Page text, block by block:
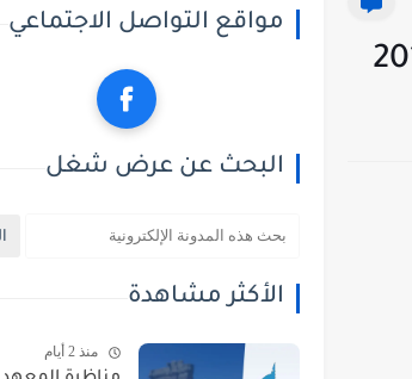
مواقع التواصل الاجتماعي
البحث عن عرض شغل
الأكثر مشاهدة
منذ 2 أيام